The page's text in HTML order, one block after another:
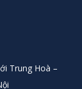
Trung Hoà –